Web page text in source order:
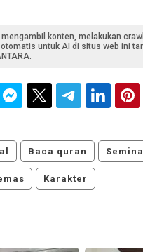
mengambil konten, melakukan
untuk AI di situs web ini
Baca quran
Karakter